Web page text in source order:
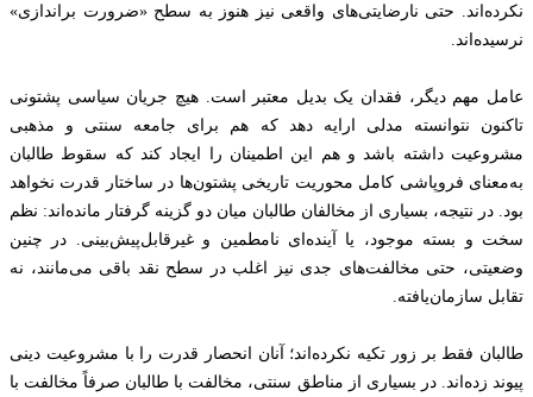
نکرده‌اند. حتی نارضایتی‌های واقعی نیز هنوز به سطح «ضرورت براندازی»
نرسیده‌اند.
عامل مهم دیگر، فقدان یک بدیل معتبر است. هیچ جریان سیاسی پشتونی
تاکنون نتوانسته مدلی ارایه دهد که هم برای جامعه سنتی و مذهبی
مشروعیت داشته باشد و هم این اطمینان را ایجاد کند که سقوط طالبان
به‌معنای فروپاشی کامل محوریت تاریخی پشتون‌ها در ساختار قدرت نخواهد
بود. در نتیجه، بسیاری از مخالفان طالبان میان دو گزینه گرفتار مانده‌اند: نظم
سخت و بسته موجود، یا آینده‌ای نامطمین و غیرقابل‌پیش‌بینی. در چنین
وضعیتی، حتی مخالفت‌های جدی نیز اغلب در سطح نقد باقی می‌مانند، نه
تقابل سازمان‌یافته.
طالبان فقط بر زور تکیه نکرده‌اند؛ آنان انحصار قدرت را با مشروعیت دینی
پیوند زده‌اند. در بسیاری از مناطق سنتی، مخالفت با طالبان صرفاً مخالفت با